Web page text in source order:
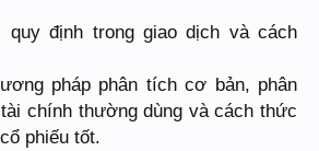
định trong giao dịch và cách
pháp phân tích cơ bản, phân
chính thường dùng và cách thức
phiếu tốt.